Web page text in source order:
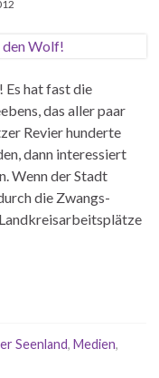
Es hat fast die
das aller paar
Revier hunderte
dann interessiert
Wenn der Stadt
die Zwangs-
Seenland, Medien,